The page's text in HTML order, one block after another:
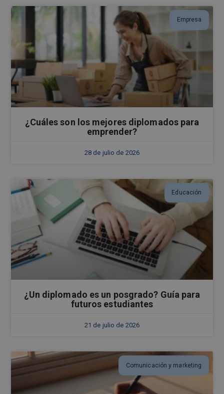
Empresa
¿Cuáles son los mejores diplomados para
emprender?
28 de julio de 2026
Educación
¿Un diplomado es un posgrado? Guía para
futuros estudiantes
21 de julio de 2026
Comunicación y marketing